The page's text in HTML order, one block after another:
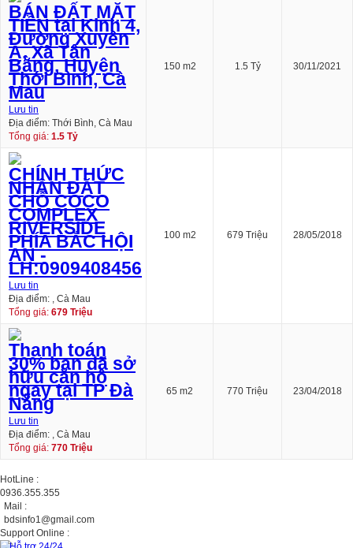
BÁN ĐẤT MẶT
TIỀN tại Kinh 4,
Đường Xuyên
Á, Xã Tân
Bằng, Huyện
Thới Bình, Cà
Mau
Lưu tin
Địa điểm: Thới Bình, Cà Mau
Tổng giá: 1.5 Tỷ
150 m2 1.5 Tỷ 30/11/2021
CHÍNH THỨC
NHẬN ĐẶT
CHỖ COCO
COMPLEX
RIVERSIDE
PHÍA BẮC HỘI
AN -
LH:0909408456
Lưu tin
Địa điểm: , Cà Mau
Tổng giá: 679 Triệu
100 m2 679 Triệu 28/05/2018
Thanh toán
30% ban đã sở
hữu căn hộ
ngay tại TP Đà
Nẵng
Lưu tin
Địa điểm: , Cà Mau
Tổng giá: 770 Triệu
65 m2 770 Triệu 23/04/2018
HotLine :
0936.355.355
Mail :
bdsinfo1@gmail.com
Support Online :